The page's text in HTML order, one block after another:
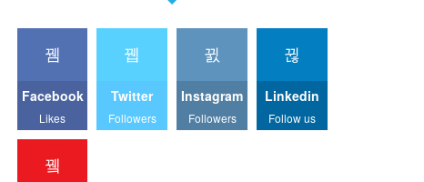
Facebook
Likes
Twitter
Followers
Instagram
Followers
Linkedin
Follow us